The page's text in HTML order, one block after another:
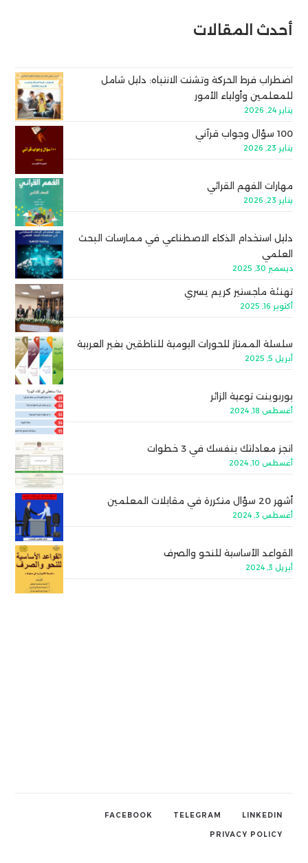
أحدث المقالات
اضطراب فرط الحركة وتشتت الانتباه: دليل شامل
للمعلمين وأولياء الأمور
يناير 24, 2026
100 سؤال وجواب قرآني
يناير 23, 2026
مهارات الفهم القرائي
يناير 23, 2026
دليل استخدام الذكاء الاصطناعي في ممارسات البحث
العلمي
ديسمبر 30, 2025
تهنئة ماجستير كريم يسري
أكتوبر 16, 2025
سلسلة الممتاز للحورات اليومية للناطقين بغير العربية
أبريل 5, 2025
بوربوينت توعية الزائر
أغسطس 18, 2024
انجز معادلتك بنفسك في 3 خطوات
أغسطس 10, 2024
أشهر 20 سؤال متكررة في مقابلات المعلمين
أغسطس 3, 2024
القواعد الأساسية للنحو والصرف
أبريل 3, 2024
LINKEDIN
TELEGRAM
FACEBOOK
PRIVACY POLICY